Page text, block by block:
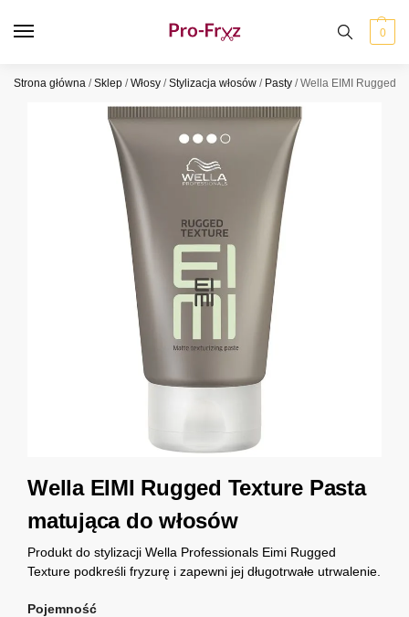
0
Strona główna /Sklep /Włosy /Stylizacja włosów / Pasty /Wella EIMI Rugged
Wella EIMI Rugged Texture Pasta
matująca do włosów
Produkt do stylizacji Wella Professionals Eimi Rugged
Texture podkreśli fryzurę i zapewni jej długotrwałe utrwalenie.
Pojemność